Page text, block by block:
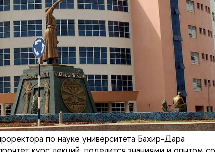
по науке университета Бахир-Дара